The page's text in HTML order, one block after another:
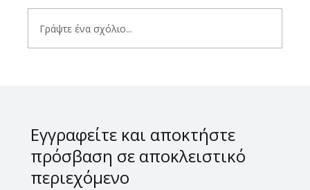
Γράψτε ένα σχόλιο...
Εγγραφείτε και αποκτήστε
πρόσβαση σε αποκλειστικό
περιεχόμενο